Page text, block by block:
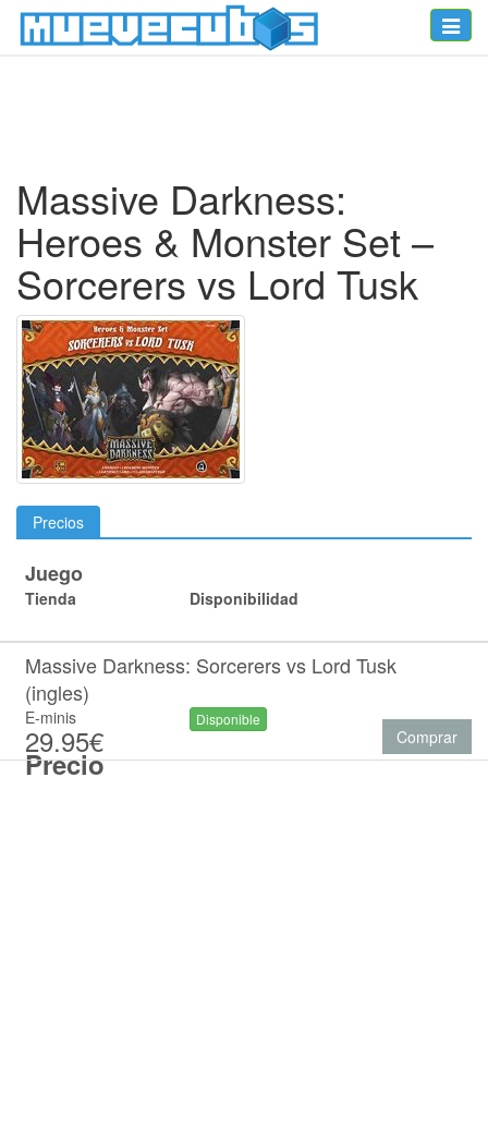
Toggle
Massive Darkness:
Heroes & Monster Set –
Sorcerers vs Lord Tusk
Precios
Juego
Tienda
Precio
Disponibilidad
Massive Darkness: Sorcerers vs Lord Tusk
(ingles)
E-minis
29.95€
Disponible
Comprar